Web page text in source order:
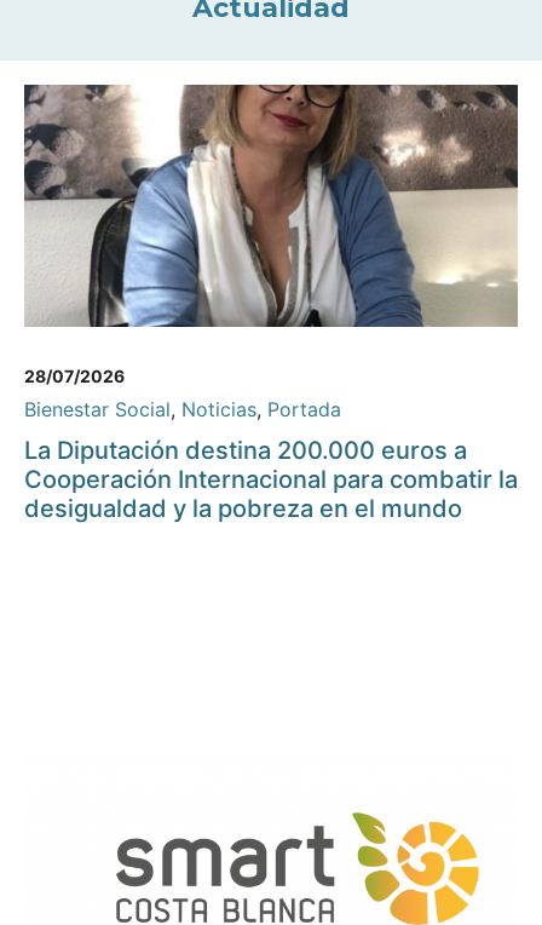
Actualidad
28/07/2026
Bienestar Social, Noticias, Portada
La Diputación destina 200.000 euros a
Cooperación Internacional para combatir la
desigualdad y la pobreza en el mundo